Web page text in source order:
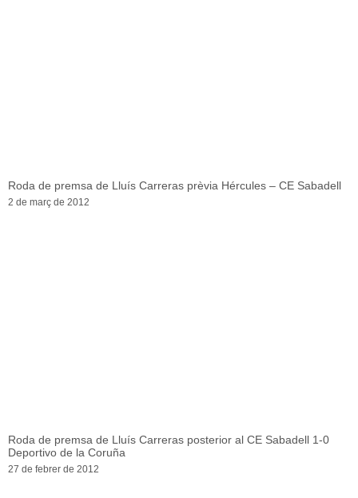
Roda de premsa de Lluís Carreras prèvia Hércules – CE Sabadell
2 de març de 2012
Roda de premsa de Lluís Carreras posterior al CE Sabadell 1-0
Deportivo de la Coruña
27 de febrer de 2012